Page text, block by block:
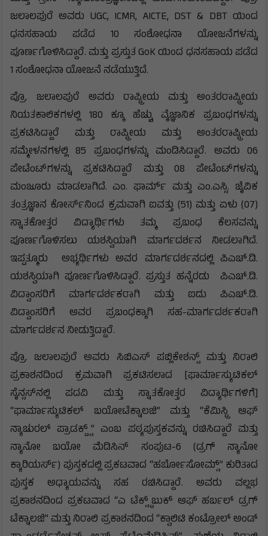
ಜಲಾಲಪುರೆ ಅವರು UGC, ICMR, AICTE, DST & DBT ಯಿಂದ
ಧನಸಹಾಯ ಪಡೆದ 10 ಸಂಶೋಧನಾ ಯೋಜನೆಗಳನ್ನು
ಪೂರ್ಣಗೊಳಿಸಿದ್ದಾರೆ. ಮತ್ತು ಪ್ರಸ್ತುತ GoK ಯಿಂದ ಧನಸಹಾಯ ಪಡೆದ
1 ಸಂಶೋಧನಾ ಯೋಜನೆ ನಡೆಯುತ್ತಿದೆ.
ಪ್ರೊ. ಜಲಾಲಪುರೆ ಅವರು ರಾಷ್ಟ್ರೀಯ ಮತ್ತು ಅಂತರರಾಷ್ಟ್ರೀಯ
ನಿಯತಕಾಲಿಕಗಳಲ್ಲಿ 180 ಕ್ಕೂ ಹೆಚ್ಚು ವೈಜ್ಞಾನಿಕ ಪ್ರಬಂಧಗಳನ್ನು
ಪ್ರಕಟಿಸಿದ್ದಾರೆ ಮತ್ತು ರಾಷ್ಟ್ರೀಯ ಮತ್ತು ಅಂತರರಾಷ್ಟ್ರೀಯ
ಸಮ್ಮೇಳನಗಳಲ್ಲಿ 85 ಪ್ರಬಂಧಗಳನ್ನು ಮಂಡಿಸಿದ್ದಾರೆ. ಅವರು 06
ಪೇಟೆಂಟ್‌ಗಳನ್ನು ಪ್ರಕಟಿಸಿದ್ದಾರೆ ಮತ್ತು 08 ಪೇಟೆಂಟ್‌ಗಳನ್ನು
ಮಂಜೂರು ಮಾಡಲಾಗಿದೆ. ಎಂ. ಫಾರ್ಮ್ ಮತ್ತು ಎಂ.ಎಸ್ಸಿ. ಜೈವಿಕ
ತಂತ್ರಜ್ಞಾನ ಕೋರ್ಸ್‌ನಿಂದ ಕ್ರಮವಾಗಿ ಐವತ್ತು (51) ಮತ್ತು ಏಳು (07)
ಸ್ನಾತಕೋತ್ತರ ವಿದ್ಯಾರ್ಥಿಗಳು ತಮ್ಮ ಪ್ರಬಂಧ ಕೆಲಸವನ್ನು
ಪೂರ್ಣಗೊಳಿಸಲು ಯಶಸ್ವಿಯಾಗಿ ಮಾರ್ಗದರ್ಶನ ನೀಡಲಾಗಿದೆ.
ಇಪ್ಪತ್ಮೂರು ಅಭ್ಯರ್ಥಿಗಳು ಅವರ ಮಾರ್ಗದರ್ಶನದಲ್ಲಿ ಪಿಎಚ್.ಡಿ.
ಯಶಸ್ವಿಯಾಗಿ ಪೂರ್ಣಗೊಳಿಸಿದ್ದಾರೆ. ಪ್ರಸ್ತುತ ಹನ್ನೆರಡು ಪಿಎಚ್.ಡಿ.
ವಿದ್ವಾಂಸರಿಗೆ ಮಾರ್ಗದರ್ಶಕರಾಗಿ ಮತ್ತು ಐದು ಪಿಎಚ್.ಡಿ.
ವಿದ್ವಾಂಸರಿಗೆ ಅವರ ಪ್ರಬಂಧಕ್ಕಾಗಿ ಸಹ-ಮಾರ್ಗದರ್ಶಕರಾಗಿ
ಮಾರ್ಗದರ್ಶನ ನೀಡುತ್ತಿದ್ದಾರೆ.
ಪ್ರೊ. ಜಲಾಲಪುರೆ ಅವರು ಸಿಬಿಎಸ್ ಪಬ್ಲಿಕೇಶನ್ಸ್ ಮತ್ತು ನಿರಾಲಿ
ಪ್ರಕಾಶನದಿಂದ ಕ್ರಮವಾಗಿ ಪ್ರಕಟಿಸಲಾದ [ಫಾರ್ಮಾಸ್ಯುಟಿಕಲ್
ಸೈನ್ಸಸ್‌ನಲ್ಲಿ ಪದವಿ ಮತ್ತು ಸ್ನಾತಕೋತ್ತರ ವಿದ್ಯಾರ್ಥಿಗಳಿಗೆ]
“ಫಾರ್ಮಾಸ್ಯುಟಿಕಲ್ ಬಯೋಟೆಕ್ನಾಲಜಿ” ಮತ್ತು “ಕೆಮಿಸ್ಟ್ರಿ ಆಫ್
ನ್ಯಾಚುರಲ್ ಪ್ರಾಡಕ್ಟ್ಸ್” ಎಂಬ ಪಠ್ಯಪುಸ್ತಕವನ್ನು ರಚಿಸಿದ್ದಾರೆ ಮತ್ತು
ನ್ಯಾನೋ ಬಯೋ ಮೆಡಿಸಿನ್ ಸಂಪುಟ-6 (ಡ್ರಗ್ ನ್ಯಾನೋ
ಕ್ಯಾರಿಯರ್ಸ್) ಪುಸ್ತಕದಲ್ಲಿ ಪ್ರಕಟವಾದ “ಹರ್ಬೋಸೋಮ್ಸ್” ಕುರಿತಾದ
ಪುಸ್ತಕ ಅಧ್ಯಾಯವನ್ನು ಸಹ ರಚಿಸಿದ್ದಾರೆ. ಅವರು ವಲ್ಲಭ
ಪ್ರಕಾಶನದಿಂದ ಪ್ರಕಟವಾದ “ಎ ಟೆಕ್ಸ್ಟ್‌ಬುಕ್ ಆಫ್ ಹರ್ಬಲ್ ಡ್ರಗ್
ಟೆಕ್ನಾಲಜಿ” ಮತ್ತು ನಿರಾಲಿ ಪ್ರಕಾಶನದಿಂದ “ಕ್ವಾಲಿಟಿ ಕಂಟ್ರೋಲ್ ಅಂಡ್